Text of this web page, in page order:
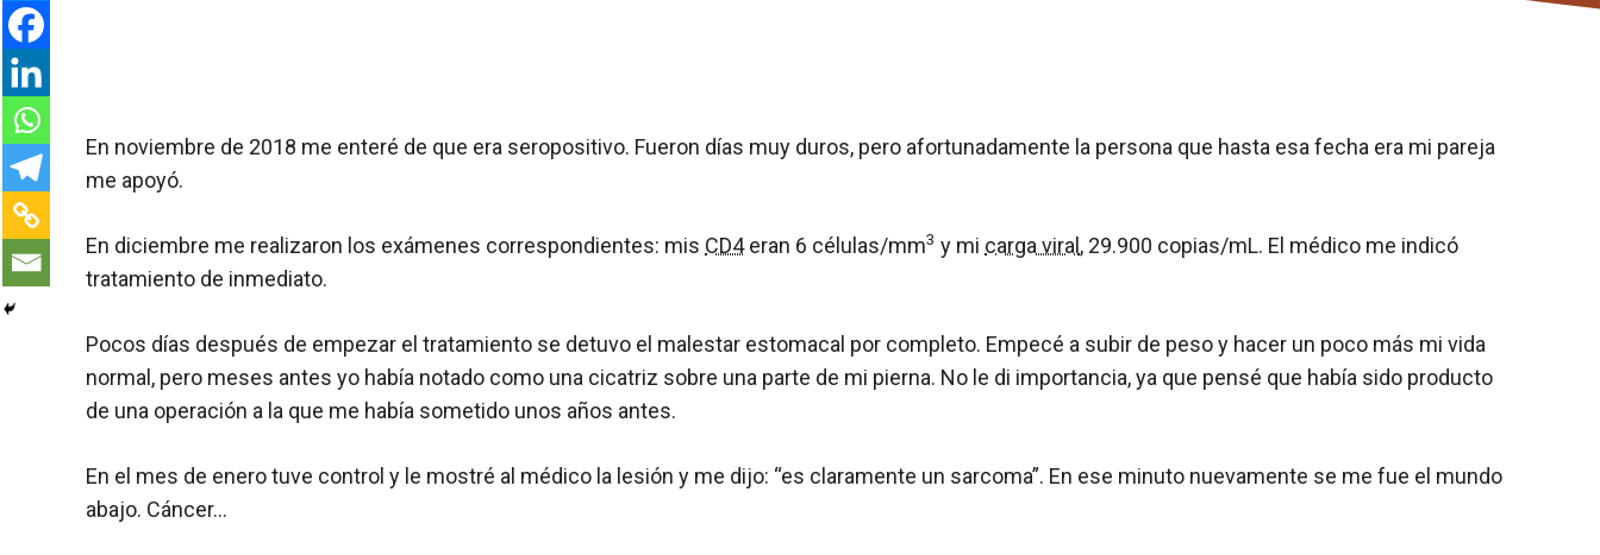
En noviembre de 2018 me enteré de que era seropositivo. Fueron días muy duros, pero afortunadamente la persona que hasta esa fecha era mi pareja
me apoyó.
En diciembre me realizaron los exámenes correspondientes: mis CD4eran 6 células/mm3 y mi carga viral , 29.900 copias/mL. El médico me indicó
tratamiento de inmediato.
Pocos días después de empezar el tratamiento se detuvo el malestar estomacal por completo. Empecé a subir de peso y hacer un poco más mi vida
normal, pero meses antes yo había notado como una cicatriz sobre una parte de mi pierna. No le di importancia, ya que pensé que había sido producto
de una operación a la que me había sometido unos años antes.
En el mes de enero tuve control y le mostré al médico la lesión y me dijo: “es claramente un sarcoma”. En ese minuto nuevamente se me fue el mundo
abajo. Cáncer…